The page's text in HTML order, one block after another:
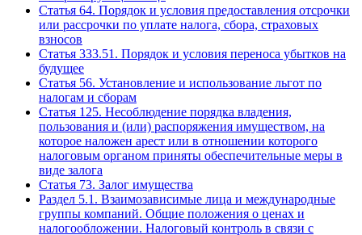
Статья 64. Порядок и условия предоставления отсрочки
или рассрочки по уплате налога, сбора, страховых
взносов
Статья 333.51. Порядок и условия переноса убытков на
будущее
Статья 56. Установление и использование льгот по
налогам и сборам
Статья 125. Несоблюдение порядка владения,
пользования и (или) распоряжения имуществом, на
которое наложен арест или в отношении которого
налоговым органом приняты обеспечительные меры в
виде залога
Статья 73. Залог имущества
Раздел 5.1. Взаимозависимые лица и международные
группы компаний. Общие положения о ценах и
налогообложении. Налоговый контроль в связи с